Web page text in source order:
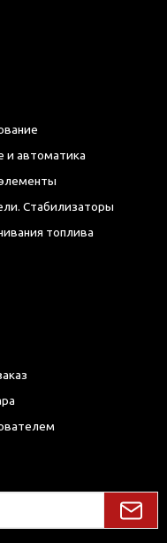
и автоматика
Стабилизаторы
топлива